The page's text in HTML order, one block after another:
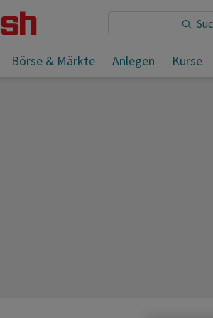
Börse & Märkte Anlegen Kurse